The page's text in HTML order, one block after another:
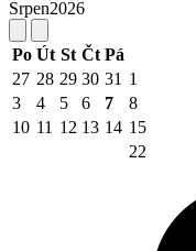
Srpen2026
Po Út St Čt Pá
27 28 29 30 31 1
3
4 5 6 7 8
10 11 12 13 14 15
22